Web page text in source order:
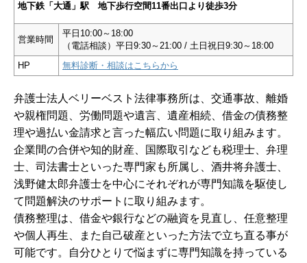
地下鉄「大通」駅 地下歩行空間11番出口より徒歩3分
営業時間
平日10:00～18:00
（電話相談）平日9:30～21:00 / 土日祝日9:30～18:00
HP
無料診断・相談はこちらから
弁護士法人ベリーベスト法律事務所は、交通事故、離婚
や親権問題、労働問題や遺言、遺産相続、借金の債務整
理や過払い金請求と言った幅広い問題に取り組みます。
企業間の合併や知的財産、国際取引なども税理士、弁理
士、司法書士といった専門家も所属し、酒井将弁護士、
浅野健太郎弁護士を中心にそれぞれが専門知識を駆使し
て問題解決のサポートに取り組みます。
債務整理は、借金や銀行などの融資を見直し、任意整理
や個人再生、また自己破産といった方法で立ち直る事が
可能です。自分ひとりで悩まずに専門知識を持っている